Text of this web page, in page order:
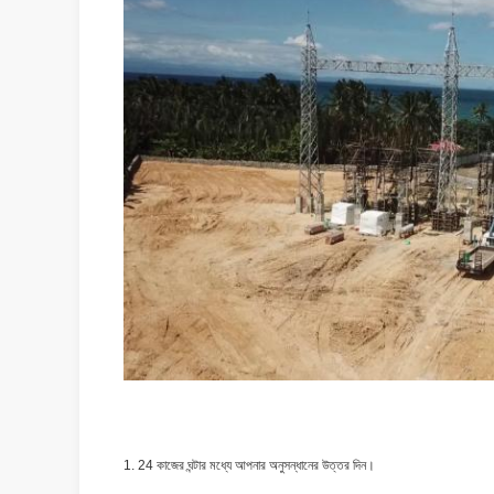
1. 24 কাজের ঘন্টার মধ্যে আপনার অনুসন্ধানের উত্তর দিন।